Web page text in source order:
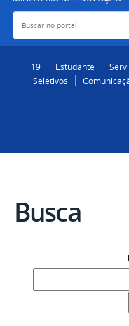
Buscar no portal
19
Estudante
Seletivos
Busca